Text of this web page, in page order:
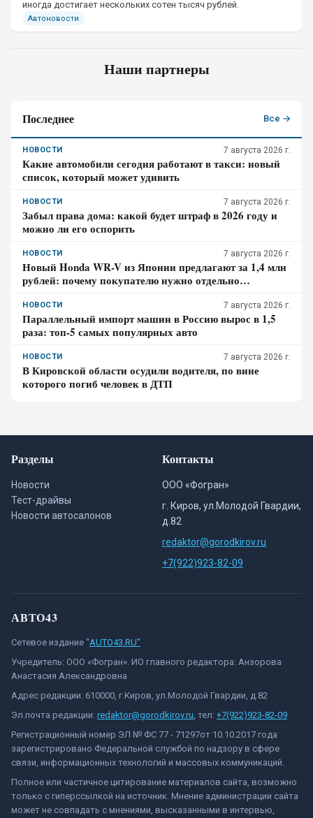
иногда достигает нескольких сотен тысяч рублей.
Автоновости
Наши партнеры
Последнее Все →
НОВОСТИ 7 августа 2026 г.
Какие автомобили сегодня работают в такси: новый
список, который может удивить
НОВОСТИ 7 августа 2026 г.
Забыл права дома: какой будет штраф в 2026 году и
можно ли его оспорить
НОВОСТИ 7 августа 2026 г.
Новый Honda WR-V из Японии предлагают за 1,4 млн
рублей: почему покупателю нужно отдельно
НОВОСТИ 7 августа 2026 г.
Параллельный импорт машин в Россию вырос в 1,5
раза: топ-5 самых популярных авто
НОВОСТИ 7 августа 2026 г.
В Кировской области осудили водителя, по вине
которого погиб человек в ДТП
Разделы
Новости
Тест-драйвы
Новости автосалонов
Контакты
ООО «Фогран»
г. Киров, ул.Молодой Гвардии,
д.82
redaktor@gorodkirov.ru
+7(922)923-82-09
АВТО43
Сетевое издание "AUTO43.RU"
Учредитель: ООО «Фогран». ИО главного редактора: Анзорова
Анастасия Александровна
Адрес редакции: 610000, г.Киров, ул.Молодой Гвардии, д.82
Эл.почта редакции: redaktor@gorodkirov.ru, тел: +7(922)923-82-09
Регистрационный номер ЭЛ № ФС 77 - 71297от 10.10.2017 года
зарегистрировано Федеральной службой по надзору в сфере
связи, информационных технологий и массовых коммуникаций.
Полное или частичное цитирование материалов сайта, возможно
только с гиперссылкой на источник. Мнение администрации сайта
может не совпадать с мнениями, высказанными в интервью,